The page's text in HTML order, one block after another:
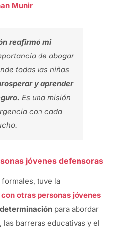
Munir
reafirmó mi
de abogar
todas las niñas
y aprender
Es una misión
con cada
jóvenes defensoras
tuve la
otras personas jóvenes
para abordar
las barreras educativas y el